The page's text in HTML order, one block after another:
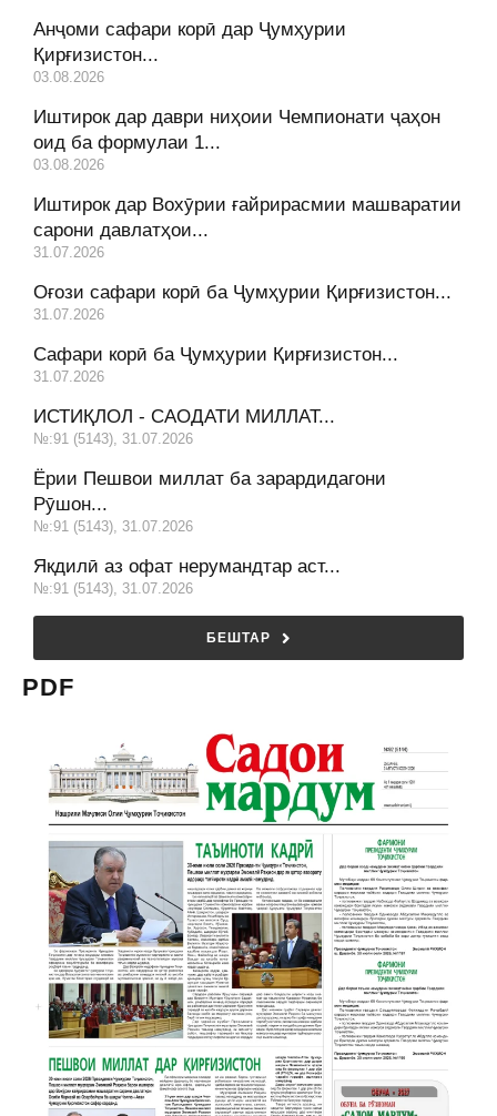
Анҷоми сафари корӣ дар Ҷумҳурии
Қирғизистон...
03.08.2026
Иштирок дар даври ниҳоии Чемпионати ҷаҳон
оид ба формулаи 1...
03.08.2026
Иштирок дар Вохӯрии ғайрирасмии машваратии
сарони давлатҳои...
31.07.2026
Оғози сафари корӣ ба Ҷумҳурии Қирғизистон...
31.07.2026
Сафари корӣ ба Ҷумҳурии Қирғизистон...
31.07.2026
ИСТИҚЛОЛ - САОДАТИ МИЛЛАТ...
№:91 (5143), 31.07.2026
Ёрии Пешвои миллат ба зарардидагони
Рӯшон...
№:91 (5143), 31.07.2026
Якдилӣ аз офат нерумандтар аст...
№:91 (5143), 31.07.2026
БЕШТАР
PDF